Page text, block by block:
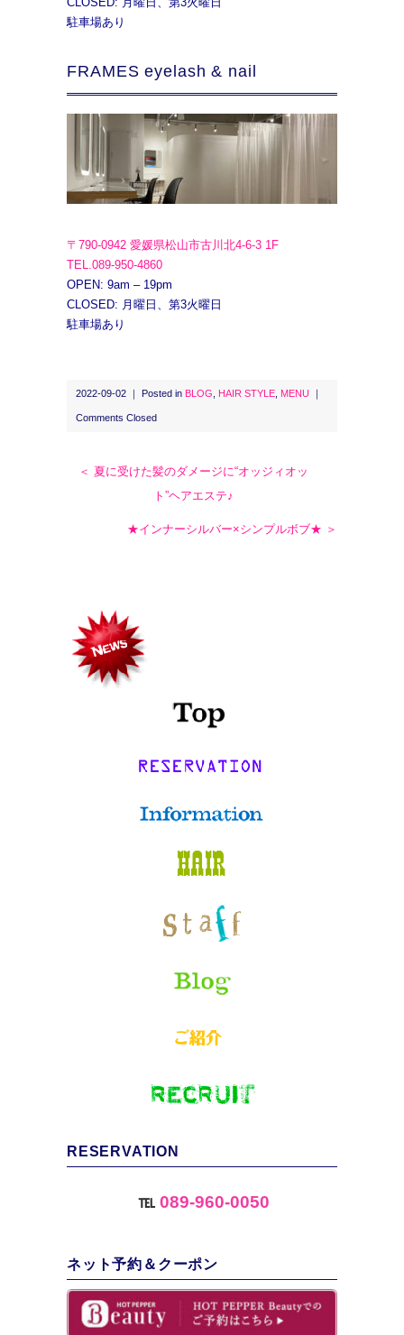
駐車場あり
FRAMES eyelash & nail
〒790-0942 愛媛県松山市古川北4-6-3 1F
TEL.089-950-4860
OPEN: 9am – 19pm
CLOSED: 月曜日、第3火曜日
駐車場あり
2022-09-02 ｜ Posted in BLOG HAIR STYLE MENU
Comments Closed
＜ 夏に受けた髪のダメージに“オッジィオッ
ト”ヘアエステ♪
★インナーシルバー×シンプルボブ★ ＞
RESERVATION
℡ 089-960-0050
ネット予約＆クーポン